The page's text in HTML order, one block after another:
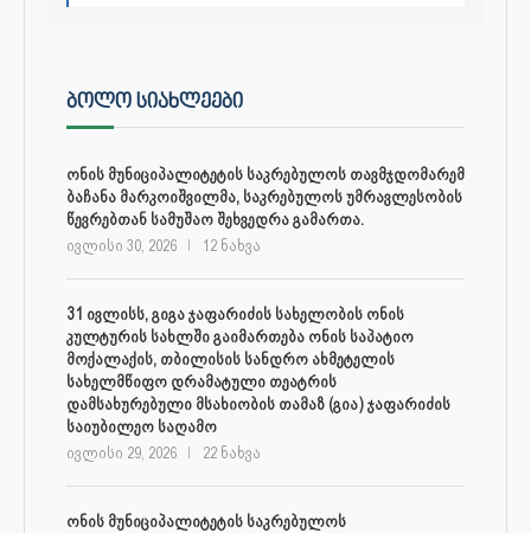
ᲑᲝᲚᲝ ᲡᲘᲐᲮᲚᲔᲔᲑᲘ
ონის მუნიციპალიტეტის საკრებულოს თავმჯდომარემ
ბაჩანა მარკოიშვილმა, საკრებულოს უმრავლესობის
წევრებთან სამუშაო შეხვედრა გამართა.
ივლისი 30, 2026 12 ნახვა
31 ივლისს, გიგა ჯაფარიძის სახელობის ონის
კულტურის სახლში გაიმართება ონის საპატიო
მოქალაქის, თბილისის სანდრო ახმეტელის
სახელმწიფო დრამატული თეატრის
დამსახურებული მსახიობის თამაზ (გია) ჯაფარიძის
საიუბილეო საღამო
ივლისი 29, 2026 22 ნახვა
ონის მუნიციპალიტეტის საკრებულოს